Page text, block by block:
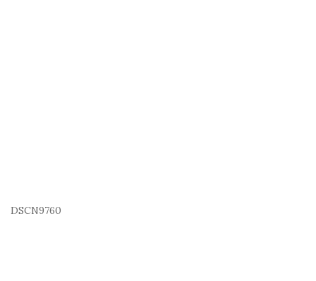
DSCN9760